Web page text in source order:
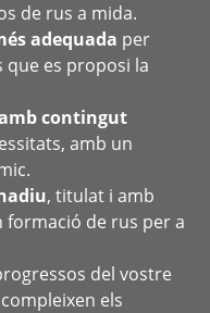
de rus a mida.
adequada per
es proposi la
contingut
amb un
, titulat i amb
formació de rus per a
del vostre
els